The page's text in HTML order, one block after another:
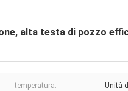
alta testa di pozzo
temperatura: Unità